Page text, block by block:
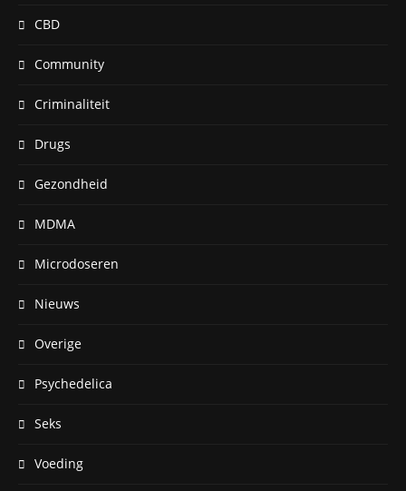
CBD
Community
Criminaliteit
Drugs
Gezondheid
MDMA
Microdoseren
Nieuws
Overige
Psychedelica
Seks
Voeding